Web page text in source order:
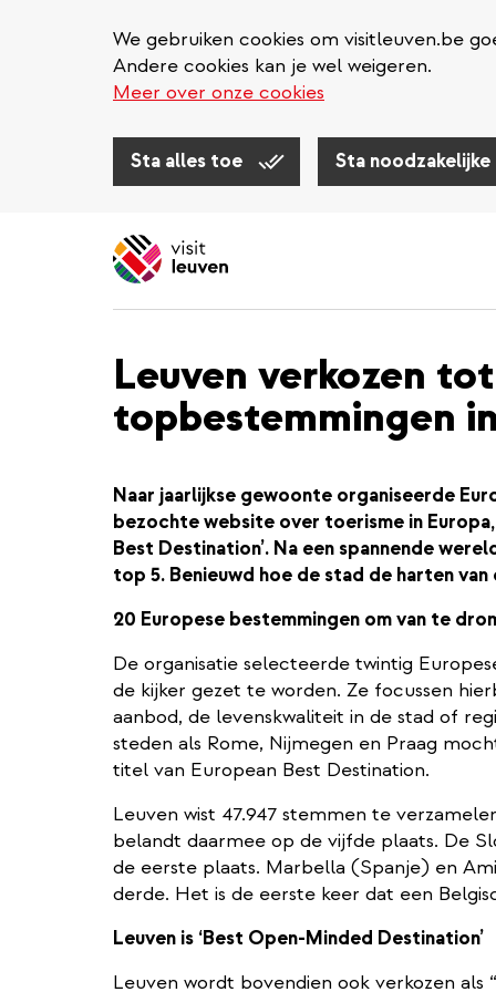
We gebruiken cookies om visitleuven.be
Andere cookies kan je wel weigeren.
Meer over onze cookies
Sta alles toe Sta
Leuven verkozen
topbestemmingen
Naar jaarlijkse gewoonte organiseerde
bezochte website over toerisme in
Best Destination’. Na een spannende
top 5. Benieuwd hoe de stad de harten
20 Europese bestemmingen om van te
De organisatie selecteerde twintig
de kijker gezet te worden. Ze focussen
aanbod, de levenskwaliteit in de stad of
steden als Rome, Nijmegen en Praag
titel van European Best Destination.
Leuven wist 47.947 stemmen te
belandt daarmee op de vijfde plaats. De
de eerste plaats. Marbella (Spanje) en
derde. Het is de eerste keer dat een
Leuven is ‘Best Open-Minded Destination’
Leuven wordt bovendien ook verkozen als